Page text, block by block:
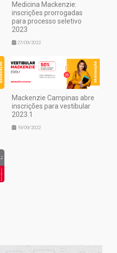
Medicina Mackenzie:
inscrições prorrogadas
para processo seletivo
2023
27/09/2022
Mackenzie Campinas abre
inscrições para vestibular
2023.1
19/09/2022